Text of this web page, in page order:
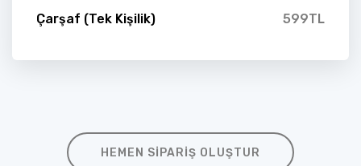
Çarşaf (Tek Kişilik) 599TL
HEMEN SIPARIŞ OLUŞTUR